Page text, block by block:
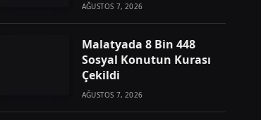
AĞUSTOS 7, 2026
Malatyada 8 Bin 448
Sosyal Konutun Kurası
Çekildi
AĞUSTOS 7, 2026